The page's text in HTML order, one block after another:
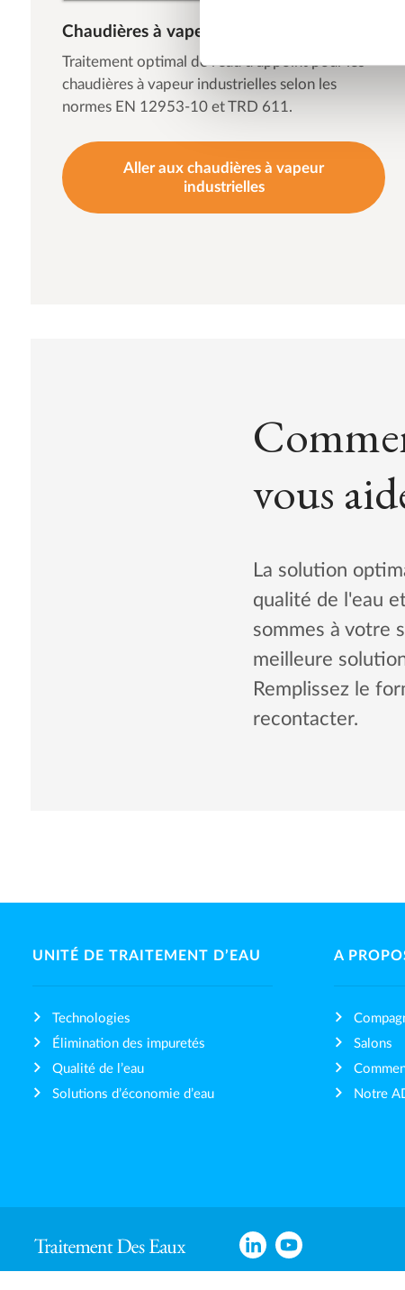
Chaudières à vapeur industrielles
Traitement optimal de l'eau d'appoint pour les
chaudières à vapeur industrielles selon les
normes EN 12953-10 et TRD 611.
Aller aux chaudières à vapeur
industrielles
vous
La solution
qualité de l'eau
sommes à votre
meilleure
Remplissez le
recontacter.
UNITÉ DE TRAITEMENT D’EAU
Technologies
Élimination des impuretés
Qualité de l’eau
Solutions d’économie d’eau
A
Salons
Notre